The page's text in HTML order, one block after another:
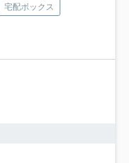
宅配ボックス